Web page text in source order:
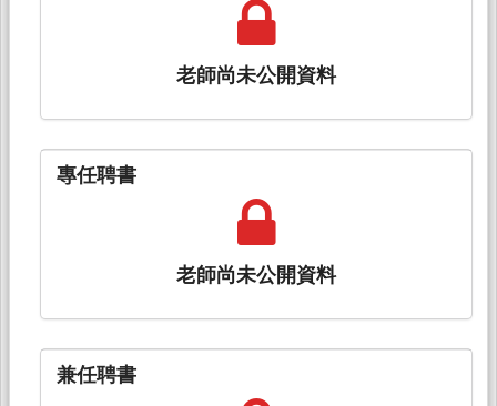
老師尚未公開資料
專任聘書
老師尚未公開資料
兼任聘書